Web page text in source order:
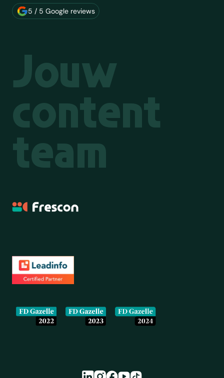
Over ons merk
5 / 5 Google reviews
Jouw
content
team
Frescon
Onze partners en erkenningen